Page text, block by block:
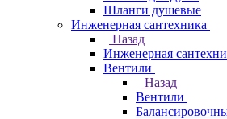
Шланги душевые
Инженерная сантехника
Назад
Инженерная
Вентили
Назад
Вентили